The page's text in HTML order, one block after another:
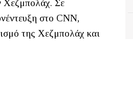
Χεζμπολάχ. Σε
στο CNN,
της Χεζμπολάχ και